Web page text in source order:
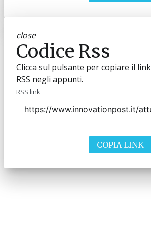
close
Codice Rss
Clicca sul pulsante per copiare il link
RSS negli appunti.
RSS link
COPIA LINK